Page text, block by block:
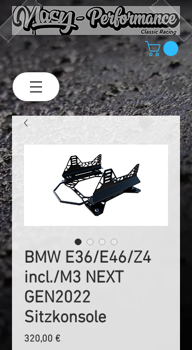
BMW E36/E46/Z4
incl./M3 NEXT
GEN2022
Sitzkonsole
320,00 €Preis